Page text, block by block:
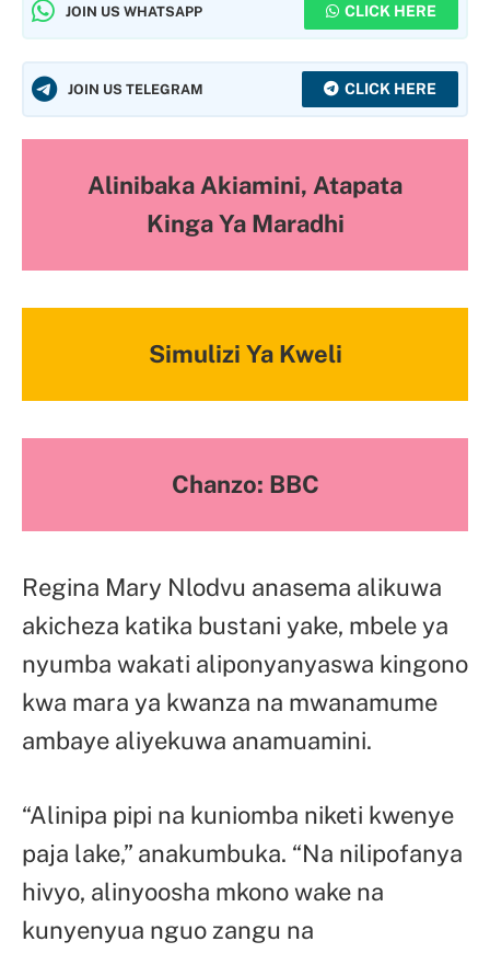
JOIN US WHATSAPP CLICK HERE
JOIN US TELEGRAM CLICK HERE
Alinibaka Akiamini, Atapata
Kinga Ya Maradhi
Simulizi Ya Kweli
Chanzo: BBC
Regina Mary Nlodvu anasema alikuwa
akicheza katika bustani yake, mbele ya
nyumba wakati aliponyanyaswa kingono
kwa mara ya kwanza na mwanamume
ambaye aliyekuwa anamuamini.
“Alinipa pipi na kuniomba niketi kwenye
paja lake,” anakumbuka. “Na nilipofanya
hivyo, alinyoosha mkono wake na
kunyenyua nguo zangu na